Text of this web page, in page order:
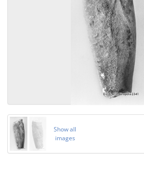
Show all
images